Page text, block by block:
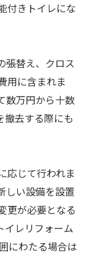
付きトイレにな
張替え、クロス
用に含まれま
数万円から十数
撤去する際にも
応じて行われま
しい設備を設置
更が必要となる
イレリフォーム
にわたる場合は